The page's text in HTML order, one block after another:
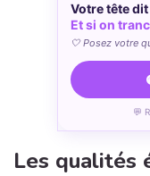
Votre tête
Et si on
🤍 Posez votre
💬
Les qualités